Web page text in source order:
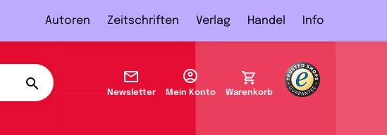
Autoren Zeitschriften Verlag Handel Info
Newsletter Mein Konto Warenkorb